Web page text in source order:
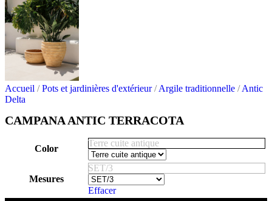
Accueil / Pots et jardinières d'extérieur/ Argile traditionnelle / Antic
Delta
CAMPANA ANTIC TERRACOTA
Color
Terre cuite antique
Mesures
SET/3
Effacer